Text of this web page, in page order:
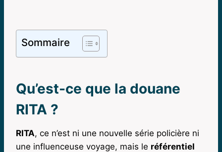
Sommaire
Qu’est-ce que la douane
RITA ?
RITA, ce n’est ni une nouvelle série policière ni
une influenceuse voyage, mais le référentiel